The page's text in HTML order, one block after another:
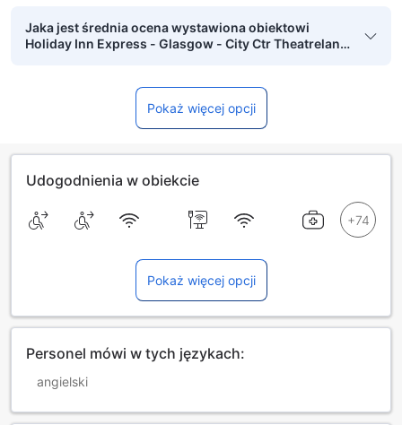
Jaka jest średnia ocena wystawiona obiektowi
Holiday Inn Express - Glasgow - City Ctr Theatreland
Pokaż więcej opcji
Udogodnienia w obiekcie
Pokaż więcej opcji
Personel mówi w tych językach:
angielski